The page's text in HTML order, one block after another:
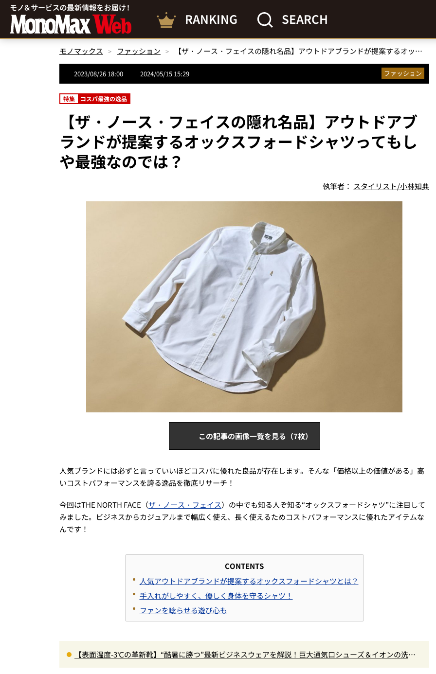
RANKING SEARCH
モノマックス ファッション 【ザ・ノース・フェイスの隠れ名品】アウトドアブランドが提案するオックスフォードシャツってもしや最強なのでは？
2023/08/26 18:00 2024/05/15 15:29 ファッション
特集 コスパ最強の逸品
【ザ・ノース・フェイスの隠れ名品】アウトドアブ
ランドが提案するオックスフォードシャツってもし
や最強なのでは？
執筆者： スタイリスト/小林知典
この記事の画像一覧を見る（7枚）
人気ブランドには必ずと言っていいほどコスパに優れた良品が存在します。そんな「価格以上の価値がある」高
いコストパフォーマンスを誇る逸品を徹底リサーチ！
今回はTHE NORTH FACE（ザ・ノース・フェイス）の中でも知る人ぞ知る“オックスフォードシャツ”に注目して
みました。ビジネスからカジュアルまで幅広く使え、長く使えるためコストパフォーマンスに優れたアイテムな
んです！
CONTENTS
人気アウトドアブランドが提案するオックスフォードシャツとは？
手入れがしやすく、優しく身体を守るシャツ！
ファンを唸らせる遊び心も
【表面温度-3℃の革新靴】“酷暑に勝つ”最新ビジネスウェアを解説！巨大通気口シューズ＆イオンの洗え